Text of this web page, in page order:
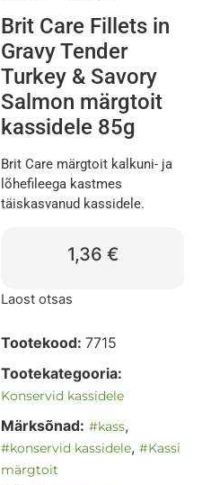
Brit Care Fillets in
Gravy Tender
Turkey & Savory
Salmon märgtoit
kassidele 85g
Brit Care märgtoit kalkuni- ja
lõhefileega kastmes
täiskasvanud kassidele.
1,36 €
Laost otsas
Tootekood: 7715
Tootekategooria:
Konservid kassidele
Märksõnad: #kass,
#konservid kassidele, #Kassi
märgtoit